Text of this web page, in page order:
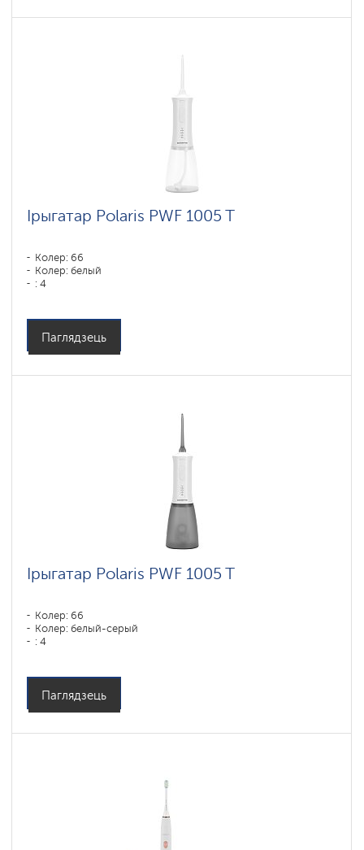
Ірыгатар Polaris PWF 1005 T
Колер: 66
Колер: белый
: 4
Паглядзець
Ірыгатар Polaris PWF 1005 T
Колер: 66
Колер: белый-серый
: 4
Паглядзець